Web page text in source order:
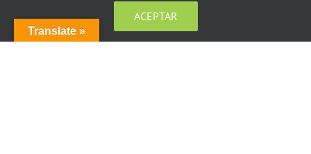
Acceso plataforma de teleformación
Translate »
ACEPTAR